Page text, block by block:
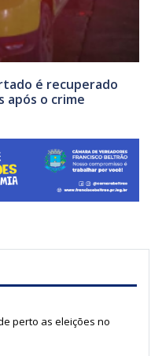
é recuperado
após o crime
perto as eleições no